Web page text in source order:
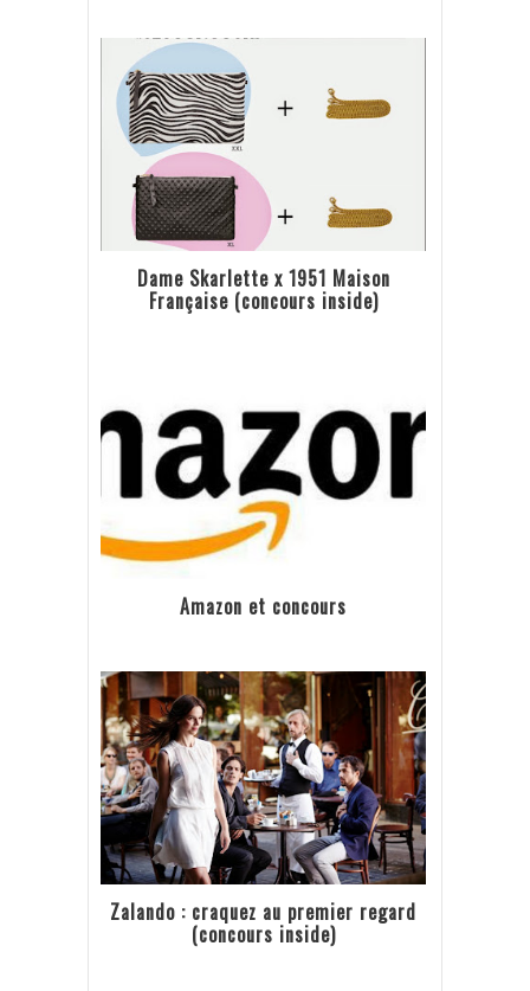
Dame Skarlette x 1951 Maison
Française (concours inside)
Amazon et concours
Zalando : craquez au premier regard
(concours inside)